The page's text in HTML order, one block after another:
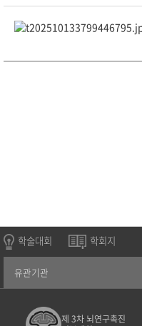
학술대회 학회지
유관기관
제 3차 뇌연구촉진